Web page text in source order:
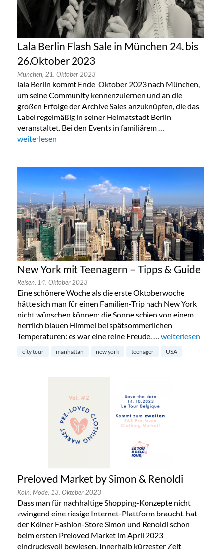
Lala Berlin Flash Sale in München 24. bis
26.Oktober 2023
München, 21. Oktober 2023
lala Berlin kommt Ende Oktober 2023 nach München,
um seine Community kennenzulernen und an die
großen Erfolge der Archive Sales anzuknüpfen, die das
Label regelmäßig in seiner Heimatstadt Berlin
veranstaltet. Bei den Events in familiärem …
„Lala Berlin Flash Sale in München 24. bis 26.Oktober 2023“
weiterlesen
New York mit Teenagern – Tipps & Guide
Reisen, 14. Oktober 2023
Eine schönere Woche als die erste Oktoberwoche
hätte sich man für einen Familien-Trip nach New York
nicht wünschen können: die Sonne schien von einem
herrlich blauen Himmel bei spätsommerlichen
Temperaturen: es war eine reine Freude. … „New York mit
weiterlesen
city tour manhattan new york teenager USA
Preloved Market by Simon & Renoldi
Köln, Mode, 13. Oktober 2023
Dass man für nachhaltige Shopping-Konzepte nicht
zwingend eine riesige Internet-Plattform braucht, hat
der Kölner Fashion-Store Simon und Renoldi schon
beim ersten Preloved Market im April 2023
eindrucksvoll bewiesen. Innerhalb kürzester Zeit